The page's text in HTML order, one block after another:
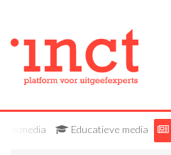
Vakmedia Educatieve media